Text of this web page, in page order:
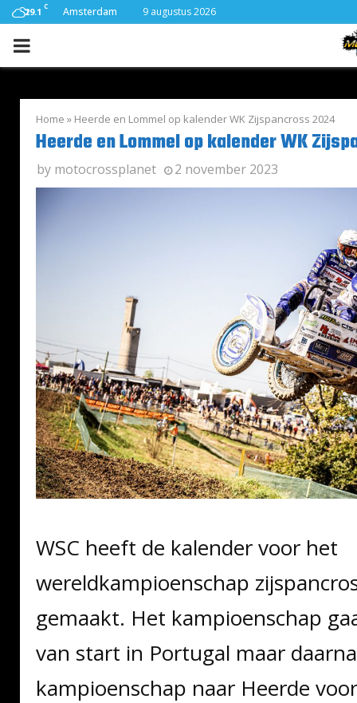
29.1 C Amsterdam 9 augustus 2026
PRIMARY
Home » Heerde en Lommel op kalender WK Zijspancross 2024
Heerde en Lommel op kalender WK
by motocrossplanet 2 november 2023
WSC heeft de kalender voor het
wereldkampioenschap
gemaakt. Het kampioenschap
van start in Portugal maar
kampioenschap naar Heerde